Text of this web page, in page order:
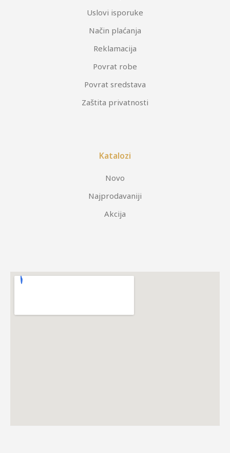
Uslovi isporuke
Način plaćanja
Reklamacija
Povrat robe
Povrat sredstava
Zaštita privatnosti
Katalozi
Novo
Najprodavaniji
Akcija